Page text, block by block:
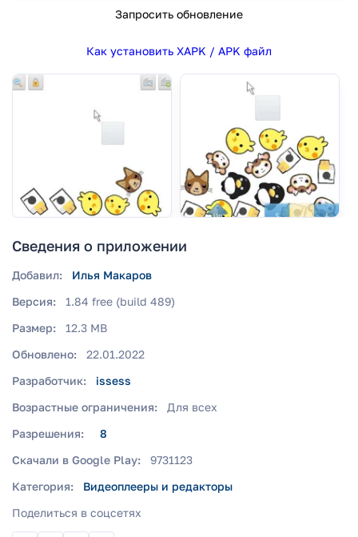
Запросить обновление
Как установить XAPK / APK файл
Сведения о приложении
Добавил:
Илья Макаров
Версия:
1.84 free (build 489)
Размер:
12.3 MB
Обновлено:
22.01.2022
Разработчик:
issess
Возрастные ограничения:
Для всех
Разрешения:
8
Скачали в Google Play:
9731123
Категория:
Видеоплееры и редакторы
Поделиться в соцсетях